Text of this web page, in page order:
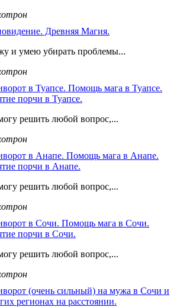
Древняя Магия.
и умею убирать проблемы...
в Туапсе. Помощь мага в Туапсе.
порчи в Туапсе.
решить любой вопрос,...
в Анапе. Помощь мага в Анапе.
порчи в Анапе.
решить любой вопрос,...
в Сочи. Помощь мага в Сочи.
порчи в Сочи.
решить любой вопрос,...
(очень сильный) на мужа в Сочи и
регионах на расстоянии.